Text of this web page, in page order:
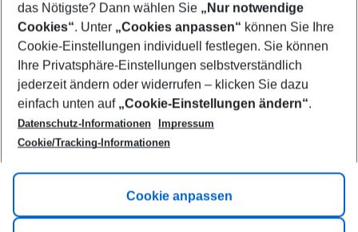
Footer
Footer navigation
Über uns
AGB
Cookie-Einstellungen ändern
Cookie-Richtlinie
Datenschutz
Service & Hilfe
Barrierefreies Reisen
Check-in
Flugbeschränkungen
Folgen Sie uns
das Nötigste? Dann wählen Sie „Nur notwendige
Cookies“. Unter „Cookies anpassen“ können Sie Ihre
Cookie-Einstellungen individuell festlegen. Sie können
Ihre Privatsphäre-Einstellungen selbstverständlich
jederzeit ändern oder widerrufen – klicken Sie dazu
einfach unten auf „Cookie-Einstellungen ändern“.
Datenschutz-Informationen
Impressum
Cookie/Tracking-Informationen
Cookie anpassen